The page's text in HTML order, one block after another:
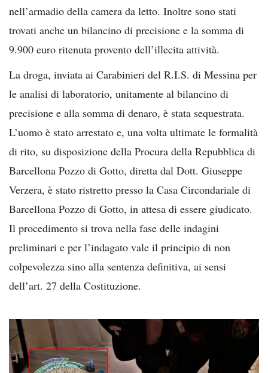
nell’armadio della camera da letto. Inoltre sono stati
trovati anche un bilancino di precisione e la somma di
9.900 euro ritenuta provento dell’illecita attività.
La droga, inviata ai Carabinieri del R.I.S. di Messina per
le analisi di laboratorio, unitamente al bilancino di
precisione e alla somma di denaro, è stata sequestrata.
L’uomo è stato arrestato e, una volta ultimate le formalità
di rito, su disposizione della Procura della Repubblica di
Barcellona Pozzo di Gotto, diretta dal Dott. Giuseppe
Verzera, è stato ristretto presso la Casa Circondariale di
Barcellona Pozzo di Gotto, in attesa di essere giudicato.
Il procedimento si trova nella fase delle indagini
preliminari e per l’indagato vale il principio di non
colpevolezza sino alla sentenza definitiva, ai sensi
dell’art. 27 della Costituzione.